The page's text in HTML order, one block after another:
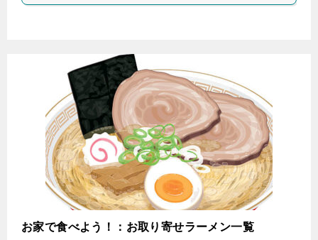
お家で食べよう！：お取り寄せラーメン一覧